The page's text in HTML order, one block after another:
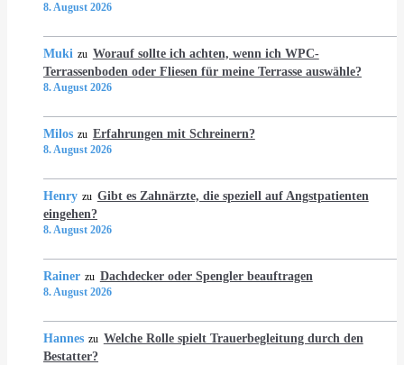
8. August 2026
Muki zu Worauf sollte ich achten, wenn ich WPC-
Terrassenboden oder Fliesen für meine Terrasse auswähle?
8. August 2026
Milos zu Erfahrungen mit Schreinern?
8. August 2026
Henry zu Gibt es Zahnärzte, die speziell auf Angstpatienten
eingehen?
8. August 2026
Rainer zu Dachdecker oder Spengler beauftragen
8. August 2026
Hannes zu Welche Rolle spielt Trauerbegleitung durch den
Bestatter?